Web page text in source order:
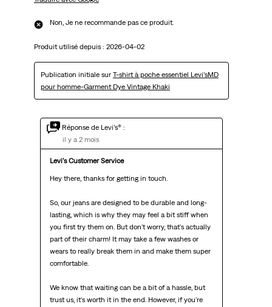
Non, Je ne recommande pas ce produit.
Produit utilisé depuis : 2026-04-02
Publication initiale sur T-shirt à poche essentiel Levi’sMD
pour homme-Garment Dye Vintage Khaki
Réponse de Levi’s® :
il y a 2 mois
Levi's Customer Service
Hey there, thanks for getting in touch.
So, our jeans are designed to be durable and long-
lasting, which is why they may feel a bit stiff when
you first try them on. But don't worry, that's actually
part of their charm! It may take a few washes or
wears to really break them in and make them super
comfortable.
We know that waiting can be a bit of a hassle, but
trust us, it's worth it in the end. However, if you're